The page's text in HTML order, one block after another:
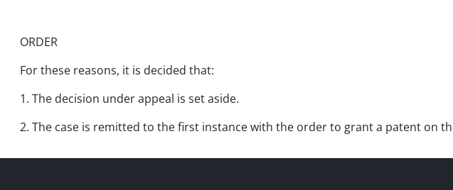
ORDER
For these reasons, it is decided that:
1. The decision under appeal is set aside.
2. The case is remitted to the first instance with the order to grant a patent on